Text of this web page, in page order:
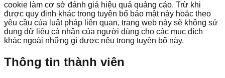
cookie làm cơ sở đánh giá hiệu quả quảng cáo. Trừ khi
được quy định khác trong tuyên bố bảo mật này hoặc theo
yêu cầu của luật pháp liên quan, trang web này sẽ không sử
dụng dữ liệu cá nhân của người dùng cho các mục đích
khác ngoài những gì được nêu trong tuyên bố này.
Thông tin thành viên